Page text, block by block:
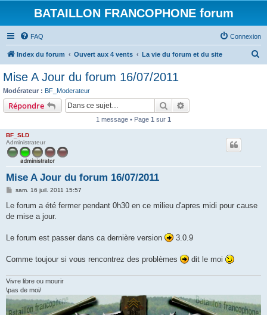
BATAILLON FRANCOPHONE forum
FAQ Connexion
Index du forum Ouvert aux 4 vents La vie du forum et du site
e
Mise A Jour du forum 16/07/2011
Modérateur : BF_Moderateur
Répondre Rechercher
1 message • Page 1 sur 1
BF_SLD
Administrateur
Mise A Jour du forum 16/07/2011
M
s
a
sam. 16 juil. 2011 15:57
Le forum a été fermer pendant 0h30 en ce milieu d'apres midi pour cause
de mise a jour.
Le forum est passer dans ca dernière version 3.0.9
Comme toujour si vous rencontrez des problèmes dit le moi
Vivre libre ou mourir
\pas de moi/